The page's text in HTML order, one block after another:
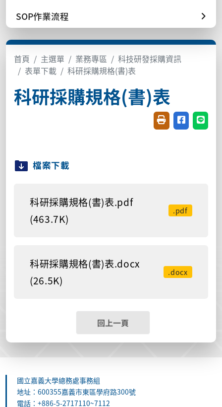
SOP作業流程
首頁 主選單 業務專區
科技研發採購資訊
表單下載
科研採購規格(書)表
科研採購規格(書)表
友善列印(開新視
分享至臉書
分享
檔案下載
科研採購規格(書)表.pdf
(463.7K)
.pdf
科研採購規格(書)表.docx
(26.5K)
.docx
回上一頁
國立嘉義大學總務處事務組
地址：600355嘉義市東區學府路300號
電話：+886-5-2717110~7112